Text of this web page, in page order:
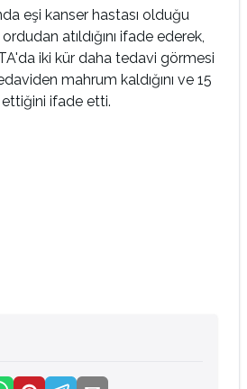
eşi kanser hastası olduğu
atıldığını ifade ederek,
iki kür daha tedavi görmesi
mahrum kaldığını ve 15
ifade etti.